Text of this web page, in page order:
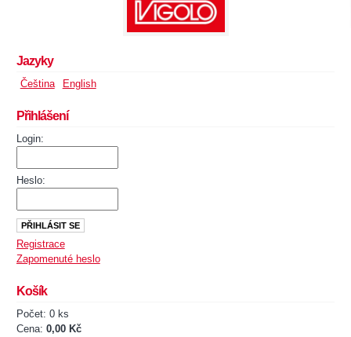
Jazyky
Čeština English
Přihlášení
Login:
Heslo:
Registrace
Zapomenuté heslo
Košík
Počet: 0 ks
Cena: 0,00 Kč